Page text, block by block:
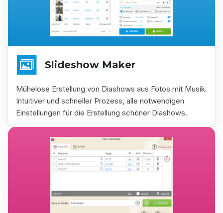
Slideshow Maker
Mühelose Erstellung von Diashows aus Fotos mit Musik.
Intuitiver und schneller Prozess, alle notwendigen
Einstellungen für die Erstellung schöner Diashows.